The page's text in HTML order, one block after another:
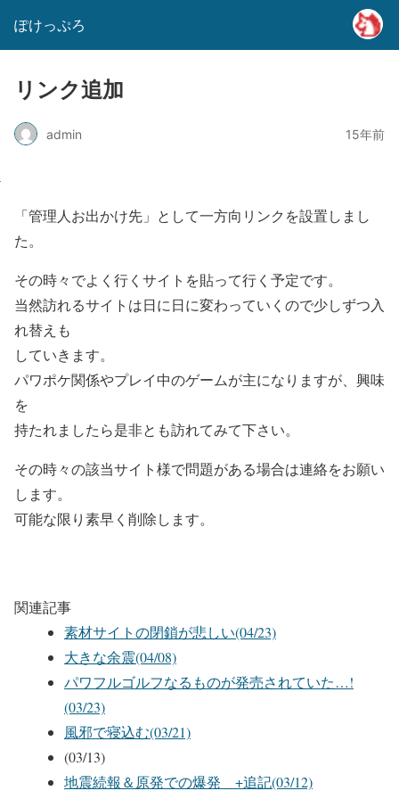
ぽけっぷろ
リンク追加
admin 15年前
「管理人お出かけ先」として一方向リンクを設置しまし
た。
その時々でよく行くサイトを貼って行く予定です。
当然訪れるサイトは日に日に変わっていくので少しずつ入
れ替えも
していきます。
パワポケ関係やプレイ中のゲームが主になりますが、興味
を
持たれましたら是非とも訪れてみて下さい。
その時々の該当サイト様で問題がある場合は連絡をお願い
します。
可能な限り素早く削除します。
関連記事
素材サイトの閉鎖が悲しい(04/23)
大きな余震(04/08)
パワフルゴルフなるものが発売されていた…!
(03/23)
風邪で寝込む(03/21)
(03/13)
地震続報＆原発での爆発 +追記(03/12)